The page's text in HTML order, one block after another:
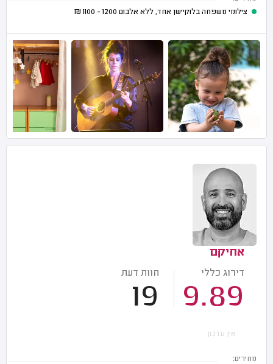
צילומי משפחה בלוקיישן אחד, ללא אלבום 1200 - 1100
₪
אחיקם
דירוג כללי
9.89
חוות דעת
19
אין עדכון
מחירים: